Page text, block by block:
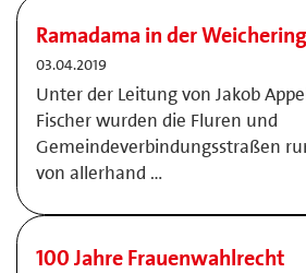
Ramadama in der
03.04.2019
Unter der Leitung von Jakob
Fischer wurden die Fluren und
Gemeindeverbindungsstraßen
von allerhand …
100 Jahre Frauenwahlrecht